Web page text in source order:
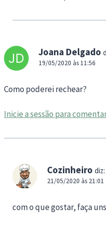
Joana Delgado
19/05/2020 às 11:56
Como poderei rechear?
Inicie a sessão para
Cozinheiro diz:
21/05/2020 às 21:01
com o que gostar, faça